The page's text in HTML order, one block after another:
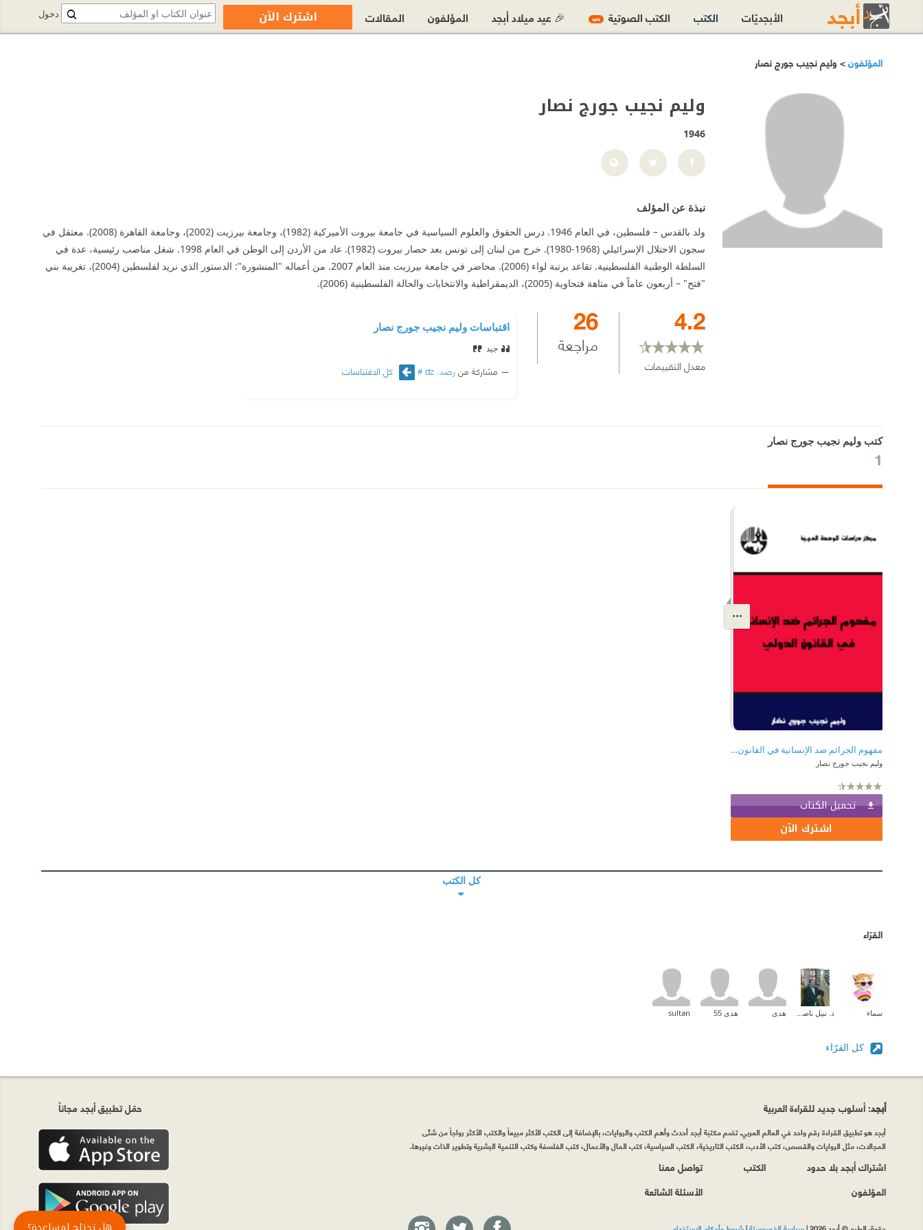
المؤلفون> وليم نجيب جورج نصار
وليم نجيب جورج نصار
1946
نبذة عن المؤلف
ولد بالقدس – فلسطين، في العام 1946. درس الحقوق والعلوم السياسية في جامعة بيروت الأميركية (1982)، وجامعة بيرزيت (2002)، وجامعة القاهرة (2008). معتقل في
سجون الاحتلال الإسرائيلي (1968-1980). خرج من لبنان إلى تونس بعد حصار بيروت (1982). عاد من الأردن إلى الوطن في العام 1998. شغل مناصب رئيسية، عدة في
السلطة الوطنية الفلسطينية. تقاعد برتبة لواء (2006). محاضر في جامعة بيرزيت منذ العام 2007. من أعماله "المنشورة": الدستور الذي نريد لفلسطين (2004)، تغريبة بني
"فتح" – أربعون عاماً في متاهة فتحاوية (2005)، الديمقراطية والانتخابات والحالة الفلسطينية (2006).
4.2
معدل التقييمات
26
مراجعة
اقتباسات وليم نجيب جورج نصار
جيد
مشاركة من رصد. dz # كل الاقتباسات
كتب وليم نجيب جورج نصار
1
مفهوم الجرائم ضد الإنسانية في القانون الدولي
وليم نجيب جورج نصار
تحميل الكتاب
اشترك الآن
كل الكتب
القرّاء
سماء هدى هدى 55 sultan
كل القرّاء
دخول الأبجديّات الكتب الكتب الصوتية جديد 🎉 عيد ميلاد أبجد المؤلفون المقالات اشترك الآن
حمّل تطبيق أبجد مجاناً أبجد: أسلوب جديد للقراءة العربية
أبجد هو تطبيق القراءة رقم واحد في العالم العربي. تضم مكتبة أبجد أحدث وأهم الكتب والروايات، بالإضافة إلى الكتب الأكثر مبيعاً والكتب الأكثر رواجاً من شتّى
المجالات، مثل الروايات والقصص، كتب الأدب، الكتب التاريخية، الكتب السياسية، كتب المال والأعمال، كتب الفلسفة وكتب التنمية البشرية وتطوير الذات وغيرها.
اشتراك أبجد بلا حدود
المؤلفون
الكتب
تواصل معنا
الأسئلة الشائعة